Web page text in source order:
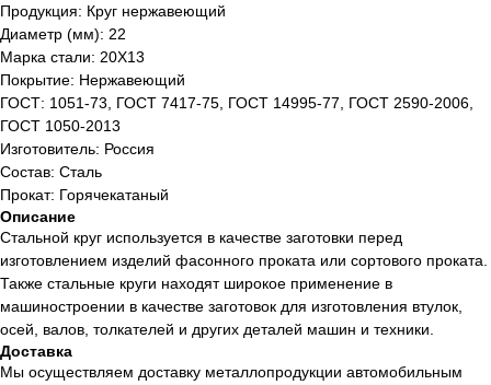
Продукция: Круг нержавеющий
Диаметр (мм): 22
Марка стали: 20Х13
Покрытие: Нержавеющий
ГОСТ: 1051-73, ГОСТ 7417-75, ГОСТ 14995-77, ГОСТ 2590-2006,
ГОСТ 1050-2013
Изготовитель: Россия
Состав: Сталь
Прокат: Горячекатаный
Описание
Стальной круг используется в качестве заготовки перед
изготовлением изделий фасонного проката или сортового проката.
Также стальные круги находят широкое применение в
машиностроении в качестве заготовок для изготовления втулок,
осей, валов, толкателей и других деталей машин и техники.
Доставка
Мы осуществляем доставку металлопродукции автомобильным